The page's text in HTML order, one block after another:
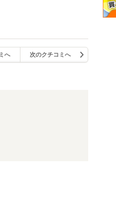
へ 次のクチコミへ